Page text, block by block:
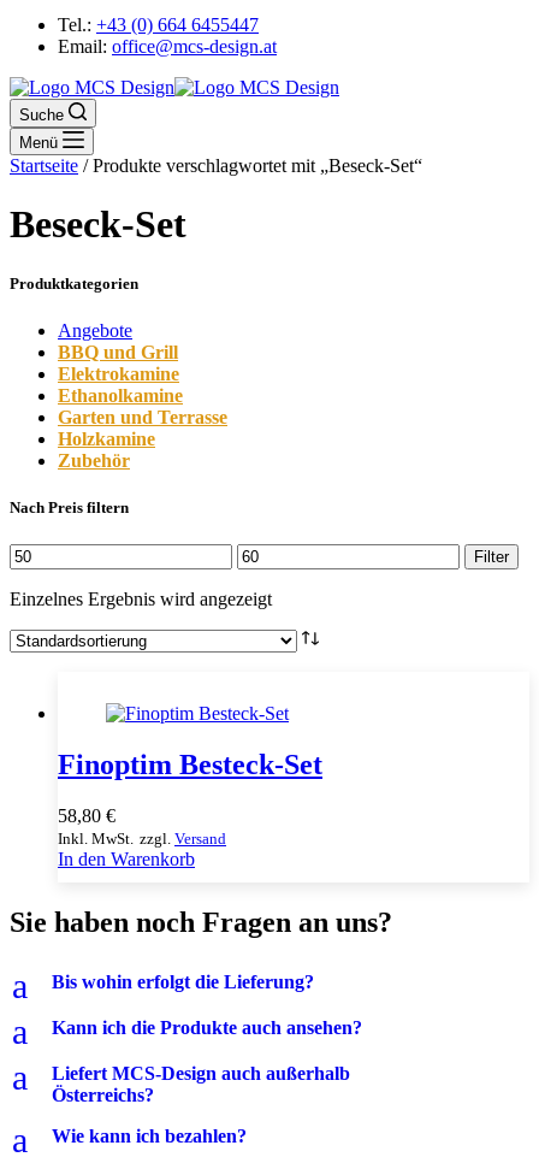
Tel.: +43 (0) 664 6455447
Email: office@mcs-design.at
Suche
Menü
Startseite / Produkte verschlagwortet mit „Beseck-Set“
Beseck-Set
Produktkategorien
Angebote
BBQ und Grill
Elektrokamine
Ethanolkamine
Garten und Terrasse
Holzkamine
Zubehör
Nach Preis filtern
Min.
Preis
Max.
Preis
Filter
Einzelnes Ergebnis wird angezeigt
Finoptim Besteck-Set
58,80 €
Inkl. MwSt. zzgl. Versand
In den Warenkorb
Sie haben noch Fragen an uns?
a Bis wohin erfolgt die Lieferung?
a Kann ich die Produkte auch ansehen?
a
Liefert MCS-Design auch außerhalb
Österreichs?
a Wie kann ich bezahlen?